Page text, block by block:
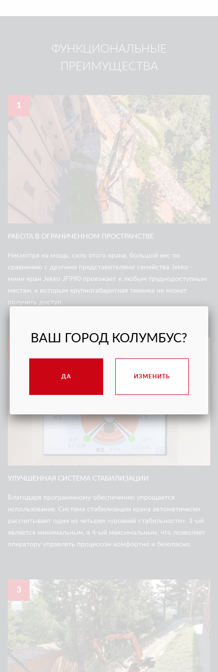
ФУНКЦИОНАЛЬНЫЕ
ПРЕИМУЩЕСТВА
1
РАБОТА В ОГРАНИЧЕННОМ ПРОСТРАНСТВЕ
Несмотря на мощь, силу этого крана, большой вес по
сравнению с другими представителями семейства Jekko -
мини-кран Jekko JF990 проезжает к любым труднодоступным
местам, к которым крупногабаритная техника не может
получить доступ.
УЛУЧШЕННАЯ СИСТЕМА СТАБИЛИЗАЦИИ
Благодаря программному обеспечению упрощается
использование. Система стабилизации крана автоматически
рассчитывает один из четырех «уровней стабильности»: 1-ый
является минимальным, а 4-ый максимальным, что позволяет
оператору управлять процессом комфортно и безопасно.
3
ВАШ ГОРОД КОЛУМБУС?
ДА ИЗМЕНИТЬ